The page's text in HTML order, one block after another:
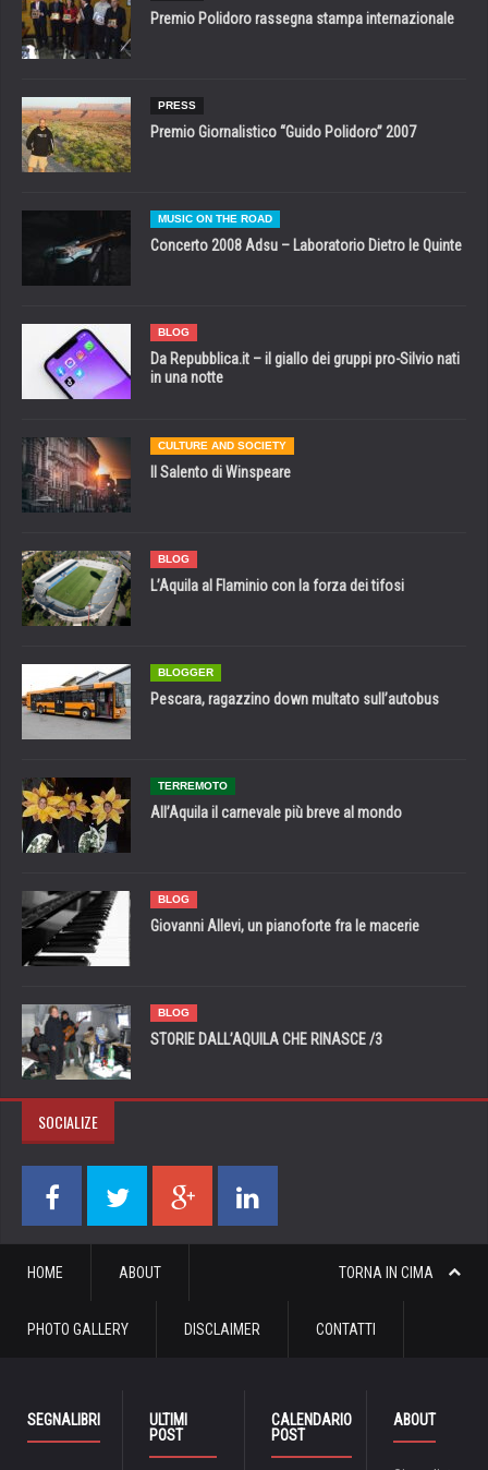
Premio Polidoro rassegna stampa internazionale
PRESS
Premio Giornalistico “Guido Polidoro” 2007
MUSIC ON THE ROAD
Concerto 2008 Adsu – Laboratorio Dietro le Quinte
BLOG
Da Repubblica.it – il giallo dei gruppi pro-Silvio nati
in una notte
CULTURE AND SOCIETY
Il Salento di Winspeare
BLOG
L’Aquila al Flaminio con la forza dei tifosi
BLOGGER
Pescara, ragazzino down multato sull’autobus
TERREMOTO
All’Aquila il carnevale più breve al mondo
BLOG
Giovanni Allevi, un pianoforte fra le macerie
BLOG
STORIE DALL’AQUILA CHE RINASCE /3
SOCIALIZE
TORNA IN CIMA
HOME ABOUT
PHOTO GALLERY DISCLAIMER CONTATTI
SEGNALIBRI
ULTIMI
POST
CALENDARIO
POST
ABOUT